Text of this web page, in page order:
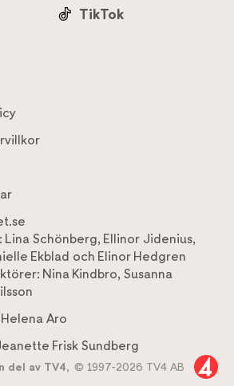
TikTok
Lina Schönberg, Ellinor Jidenius,
Ekblad och Elinor Hedgren
Nina Kindbro, Susanna
Helena Aro
Frisk Sundberg
del av TV4, © 1997-2026 TV4 AB